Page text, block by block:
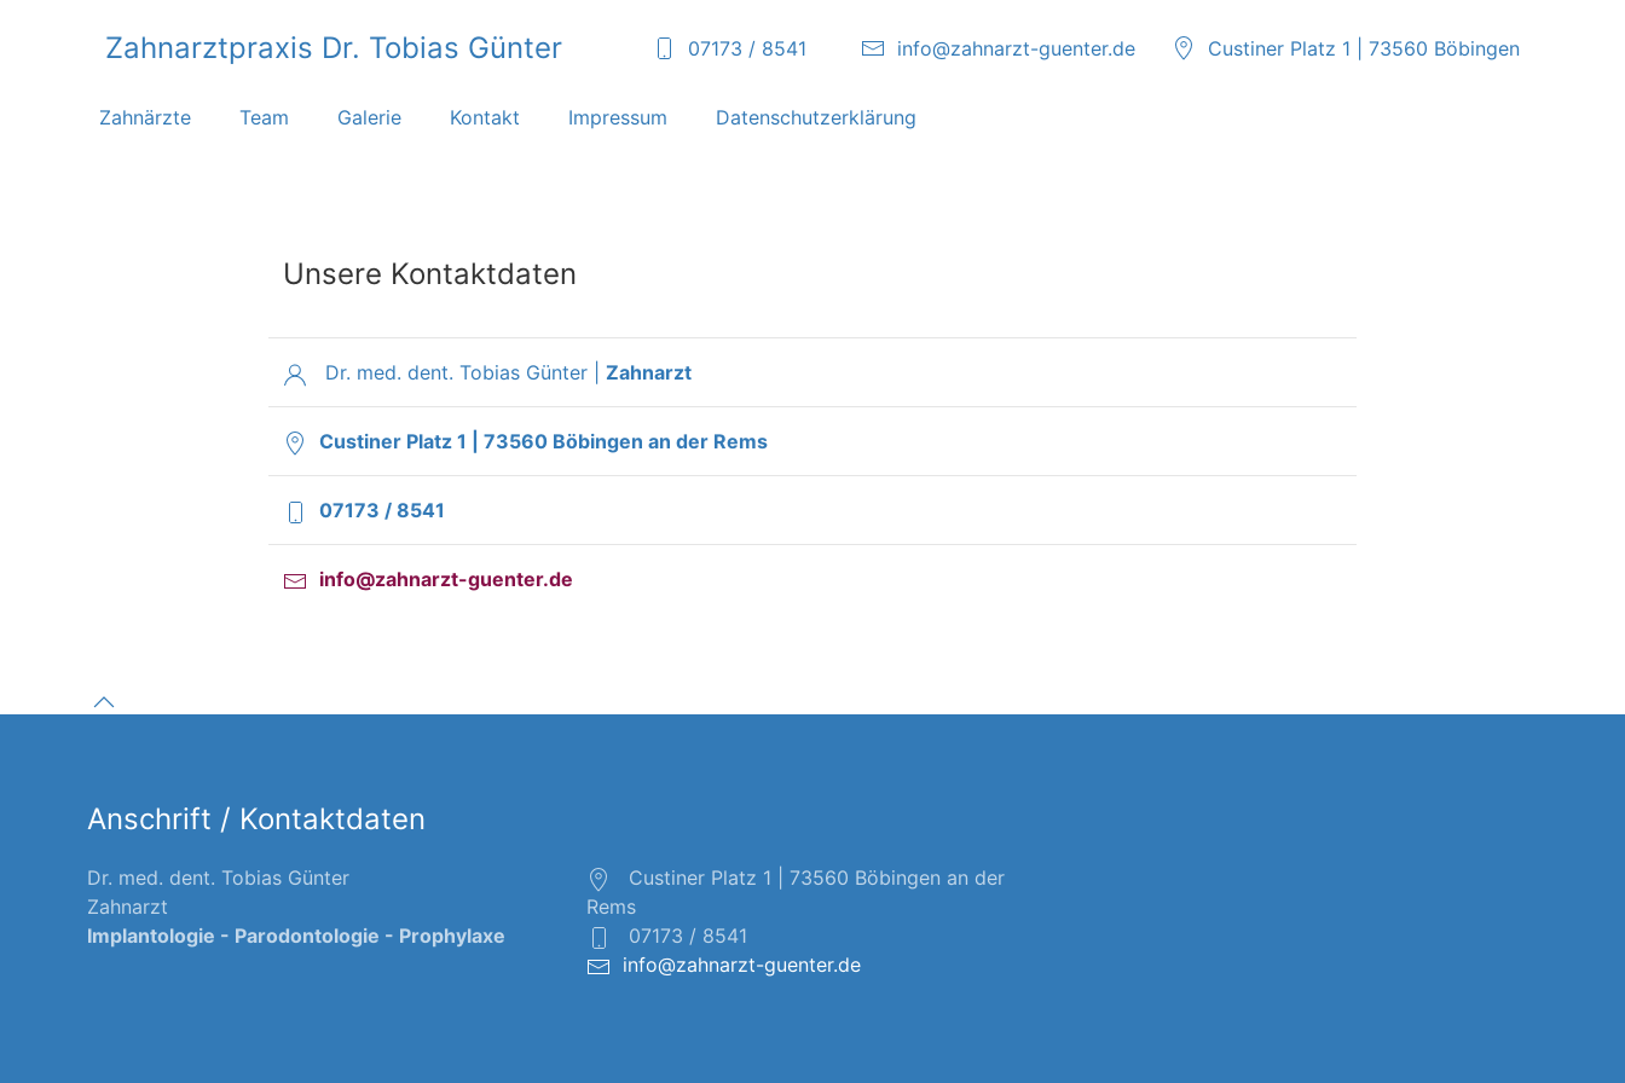
Zahnarztpraxis Dr. Tobias Günter 07173 / 8541 info@zahnarzt-guenter.de Custiner Platz 1 | 73560 Böbingen
Zahnärzte Team Galerie Kontakt Impressum Datenschutzerklärung
Unsere Kontaktdaten
Dr. med. dent. Tobias Günter | Zahnarzt
Custiner Platz 1 | 73560 Böbingen an der Rems
07173 / 8541
info@zahnarzt-guenter.de
Anschrift / Kontaktdaten
Dr. med. dent. Tobias Günter
Zahnarzt
Implantologie - Parodontologie - Prophylaxe
Custiner Platz 1 | 73560 Böbingen an der
Rems
07173 / 8541
info@zahnarzt-guenter.de